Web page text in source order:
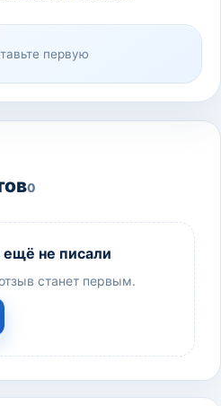
первую
0
не писали
станет первым.